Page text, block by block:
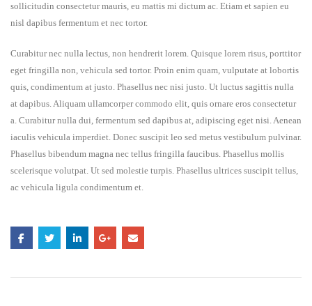
sollicitudin consectetur mauris, eu mattis mi dictum ac. Etiam et sapien eu
nisl dapibus fermentum et nec tortor.
Curabitur nec nulla lectus, non hendrerit lorem. Quisque lorem risus, porttitor
eget fringilla non, vehicula sed tortor. Proin enim quam, vulputate at lobortis
quis, condimentum at justo. Phasellus nec nisi justo. Ut luctus sagittis nulla
at dapibus. Aliquam ullamcorper commodo elit, quis ornare eros consectetur
a. Curabitur nulla dui, fermentum sed dapibus at, adipiscing eget nisi. Aenean
iaculis vehicula imperdiet. Donec suscipit leo sed metus vestibulum pulvinar.
Phasellus bibendum magna nec tellus fringilla faucibus. Phasellus mollis
scelerisque volutpat. Ut sed molestie turpis. Phasellus ultrices suscipit tellus,
ac vehicula ligula condimentum et.